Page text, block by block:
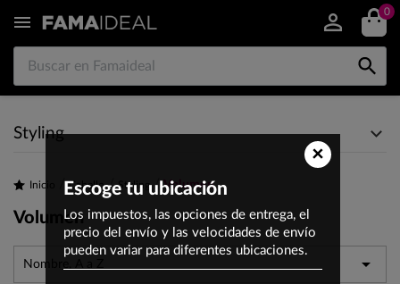
 0

Styling
Inicio Cabello Styling Volumen
Volumen
Nombre, A a Z 
×
Escoge tu ubicación
Los impuestos, las opciones de entrega, el
precio del envío y las velocidades de envío
pueden variar para diferentes ubicaciones.